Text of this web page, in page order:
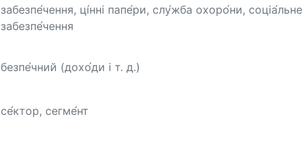
забезпе́чення, ці́нні папе́ри, слу́жба охоро́ни, соціа́льне
забезпе́чення
безпе́чний (дохо́ди і т. д.)
се́ктор, сегме́нт